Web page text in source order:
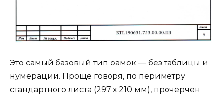
Это самый базовый тип рамок — без таблицы и
нумерации. Проще говоря, по периметру
стандартного листа (297 х 210 мм), прочерчен